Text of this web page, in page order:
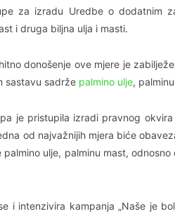
za izradu Uredbe o dodatnim
i druga biljna ulja i masti.
donošenje ove mjere je
sastavu sadrže palmino ulje,
je pristupila izradi pravnog
od najvažnijih mjera biće
palmino ulje, palminu mast,
i intenzivira kampanja „Naše je